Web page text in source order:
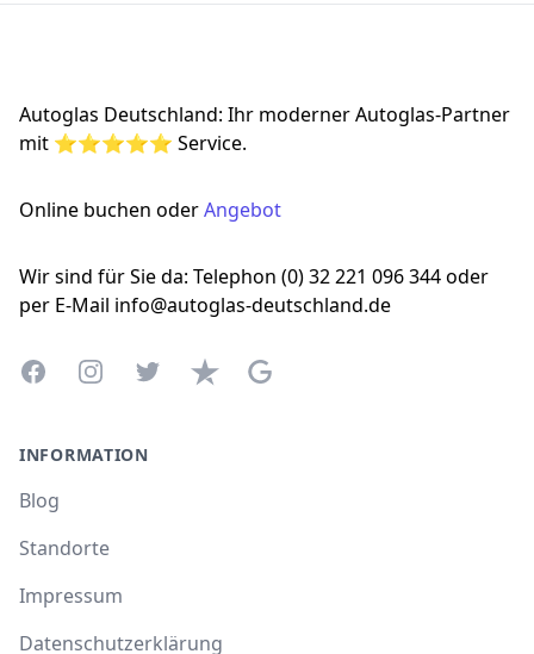
Autoglas Deutschland: Ihr moderner Autoglas-Partner
mit ⭐⭐⭐⭐⭐ Service.
Online buchen oderAngebot
Wir sind für Sie da: Telephon (0) 32 221 096 344 oder
per E-Mail info@autoglas-deutschland.de
FacebookInstagramTwitterTrustpilotGoogle Business Profile
INFORMATION
Blog
Standorte
Impressum
Datenschutzerklärung